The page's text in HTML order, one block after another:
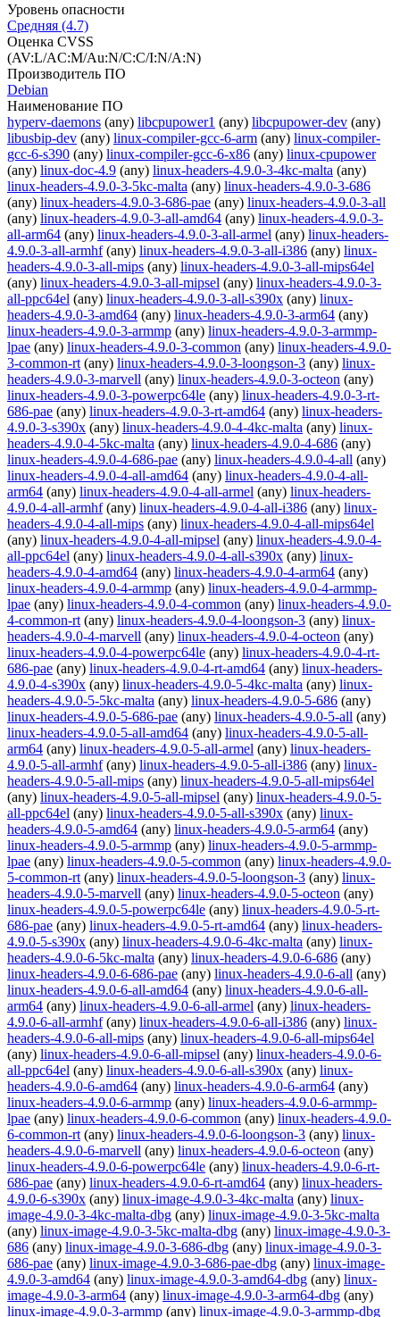
Уровень опасности
Средняя (4.7)
Оценка CVSS
(AV:L/AC:M/Au:N/C:C/I:N/A:N)
Производитель ПО
Debian
Наименование ПО
hyperv-daemons (any) libcpupower1 (any) libcpupower-dev (any)
libusbip-dev (any) linux-compiler-gcc-6-arm (any) linux-compiler-
gcc-6-s390 (any) linux-compiler-gcc-6-x86 (any) linux-cpupower
(any) linux-doc-4.9 (any) linux-headers-4.9.0-3-4kc-malta (any)
linux-headers-4.9.0-3-5kc-malta (any) linux-headers-4.9.0-3-686
(any) linux-headers-4.9.0-3-686-pae (any) linux-headers-4.9.0-3-all
(any) linux-headers-4.9.0-3-all-amd64 (any) linux-headers-4.9.0-3-
all-arm64 (any) linux-headers-4.9.0-3-all-armel (any) linux-headers-
4.9.0-3-all-armhf(any) linux-headers-4.9.0-3-all-i386 (any) linux-
headers-4.9.0-3-all-mips (any) linux-headers-4.9.0-3-all-mips64el
(any) linux-headers-4.9.0-3-all-mipsel (any) linux-headers-4.9.0-3-
all-ppc64el (any) linux-headers-4.9.0-3-all-s390x (any) linux-
headers-4.9.0-3-amd64 (any) linux-headers-4.9.0-3-arm64 (any)
linux-headers-4.9.0-3-armmp (any) linux-headers-4.9.0-3-armmp-
lpae (any) linux-headers-4.9.0-3-common (any) linux-headers-4.9.0-
3-common-rt (any) linux-headers-4.9.0-3-loongson-3 (any) linux-
headers-4.9.0-3-marvell (any) linux-headers-4.9.0-3-octeon (any)
linux-headers-4.9.0-3-powerpc64le (any) linux-headers-4.9.0-3-rt-
686-pae (any) linux-headers-4.9.0-3-rt-amd64 (any) linux-headers-
4.9.0-3-s390x (any) linux-headers-4.9.0-4-4kc-malta (any) linux-
headers-4.9.0-4-5kc-malta (any) linux-headers-4.9.0-4-686 (any)
linux-headers-4.9.0-4-686-pae (any) linux-headers-4.9.0-4-all (any)
linux-headers-4.9.0-4-all-amd64 (any) linux-headers-4.9.0-4-all-
arm64 (any) linux-headers-4.9.0-4-all-armel (any) linux-headers-
4.9.0-4-all-armhf(any) linux-headers-4.9.0-4-all-i386 (any) linux-
headers-4.9.0-4-all-mips (any) linux-headers-4.9.0-4-all-mips64el
(any) linux-headers-4.9.0-4-all-mipsel (any) linux-headers-4.9.0-4-
all-ppc64el (any) linux-headers-4.9.0-4-all-s390x (any) linux-
headers-4.9.0-4-amd64 (any) linux-headers-4.9.0-4-arm64 (any)
linux-headers-4.9.0-4-armmp (any) linux-headers-4.9.0-4-armmp-
lpae (any) linux-headers-4.9.0-4-common (any) linux-headers-4.9.0-
4-common-rt (any) linux-headers-4.9.0-4-loongson-3 (any) linux-
headers-4.9.0-4-marvell (any) linux-headers-4.9.0-4-octeon (any)
linux-headers-4.9.0-4-powerpc64le (any) linux-headers-4.9.0-4-rt-
686-pae (any) linux-headers-4.9.0-4-rt-amd64 (any) linux-headers-
4.9.0-4-s390x (any) linux-headers-4.9.0-5-4kc-malta (any) linux-
headers-4.9.0-5-5kc-malta (any) linux-headers-4.9.0-5-686 (any)
linux-headers-4.9.0-5-686-pae (any) linux-headers-4.9.0-5-all (any)
linux-headers-4.9.0-5-all-amd64 (any) linux-headers-4.9.0-5-all-
arm64 (any) linux-headers-4.9.0-5-all-armel (any) linux-headers-
4.9.0-5-all-armhf(any) linux-headers-4.9.0-5-all-i386 (any) linux-
headers-4.9.0-5-all-mips (any) linux-headers-4.9.0-5-all-mips64el
(any) linux-headers-4.9.0-5-all-mipsel (any) linux-headers-4.9.0-5-
all-ppc64el (any) linux-headers-4.9.0-5-all-s390x (any) linux-
headers-4.9.0-5-amd64 (any) linux-headers-4.9.0-5-arm64 (any)
linux-headers-4.9.0-5-armmp (any) linux-headers-4.9.0-5-armmp-
lpae (any) linux-headers-4.9.0-5-common (any) linux-headers-4.9.0-
5-common-rt (any) linux-headers-4.9.0-5-loongson-3 (any) linux-
headers-4.9.0-5-marvell (any) linux-headers-4.9.0-5-octeon (any)
linux-headers-4.9.0-5-powerpc64le (any) linux-headers-4.9.0-5-rt-
686-pae (any) linux-headers-4.9.0-5-rt-amd64 (any) linux-headers-
4.9.0-5-s390x (any) linux-headers-4.9.0-6-4kc-malta (any) linux-
headers-4.9.0-6-5kc-malta (any) linux-headers-4.9.0-6-686 (any)
linux-headers-4.9.0-6-686-pae (any) linux-headers-4.9.0-6-all (any)
linux-headers-4.9.0-6-all-amd64 (any) linux-headers-4.9.0-6-all-
arm64 (any) linux-headers-4.9.0-6-all-armel (any) linux-headers-
4.9.0-6-all-armhf(any) linux-headers-4.9.0-6-all-i386 (any) linux-
headers-4.9.0-6-all-mips (any) linux-headers-4.9.0-6-all-mips64el
(any) linux-headers-4.9.0-6-all-mipsel (any) linux-headers-4.9.0-6-
all-ppc64el (any) linux-headers-4.9.0-6-all-s390x (any) linux-
headers-4.9.0-6-amd64 (any) linux-headers-4.9.0-6-arm64 (any)
linux-headers-4.9.0-6-armmp (any) linux-headers-4.9.0-6-armmp-
lpae (any) linux-headers-4.9.0-6-common (any) linux-headers-4.9.0-
6-common-rt (any) linux-headers-4.9.0-6-loongson-3 (any) linux-
headers-4.9.0-6-marvell (any) linux-headers-4.9.0-6-octeon (any)
linux-headers-4.9.0-6-powerpc64le (any) linux-headers-4.9.0-6-rt-
686-pae (any) linux-headers-4.9.0-6-rt-amd64 (any) linux-headers-
4.9.0-6-s390x (any) linux-image-4.9.0-3-4kc-malta (any) linux-
image-4.9.0-3-4kc-malta-dbg (any) linux-image-4.9.0-3-5kc-malta
(any) linux-image-4.9.0-3-5kc-malta-dbg (any) linux-image-4.9.0-3-
686 (any) linux-image-4.9.0-3-686-dbg (any) linux-image-4.9.0-3-
686-pae (any) linux-image-4.9.0-3-686-pae-dbg (any) linux-image-
4.9.0-3-amd64 (any) linux-image-4.9.0-3-amd64-dbg (any) linux-
image-4.9.0-3-arm64 (any) linux-image-4.9.0-3-arm64-dbg (any)
linux-image-4.9.0-3-armmp (any) linux-image-4.9.0-3-armmp-dbg